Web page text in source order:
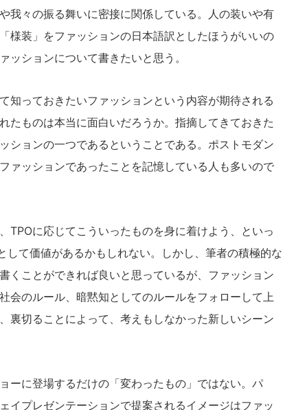
我々の振る舞いに密接に関係している。人の装いや有
様装」をファッションの日本語訳としたほうがいいの
ッションについて書きたいと思う。
知っておきたいファッションという内容が期待される
たものは本当に面白いだろうか。指摘してきておきた
ションの一つであるということである。ポストモダン
ァッションであったことを記憶している人も多いので
TPOに応じてこういったものを身に着けよう、といっ
て価値があるかもしれない。しかし、筆者の積極的な
くことができれば良いと思っているが、ファッション
会のルール、暗黙知としてのルールをフォローして上
裏切ることによって、考えもしなかった新しいシーン
ーに登場するだけの「変わったもの」ではない。パ
イプレゼンテーションで提案されるイメージはファッ